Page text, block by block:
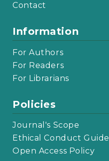
Contact
Information
For Authors
For Readers
For Librarians
Policies
Journal's Scope
Ethical Conduct Guide
Open Access Policy